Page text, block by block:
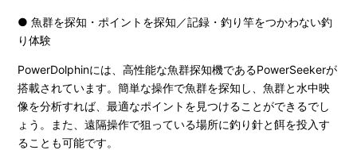
● 魚群を探知・ポイントを探知／記録・釣り竿をつかわない釣
り体験
PowerDolphinには、高性能な魚群探知機であるPowerSeekerが
搭載されています。簡単な操作で魚群を探知し、魚群と水中映
像を分析すれば、最適なポイントを見つけることができるでし
ょう。また、遠隔操作で狙っている場所に釣り針と餌を投入す
ることも可能です。